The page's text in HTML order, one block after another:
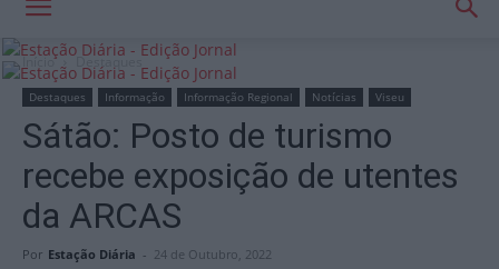
Início Destaques
Destaques Informação Informação Regional Notícias Viseu
Sátão: Posto de turismo
recebe exposição de utentes
da ARCAS
Por Estação Diária - 24 de Outubro, 2022